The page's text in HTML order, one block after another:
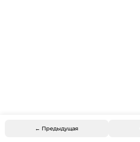
← Предыдущая